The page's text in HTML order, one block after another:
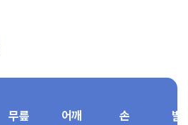
무릎 어깨 손 발